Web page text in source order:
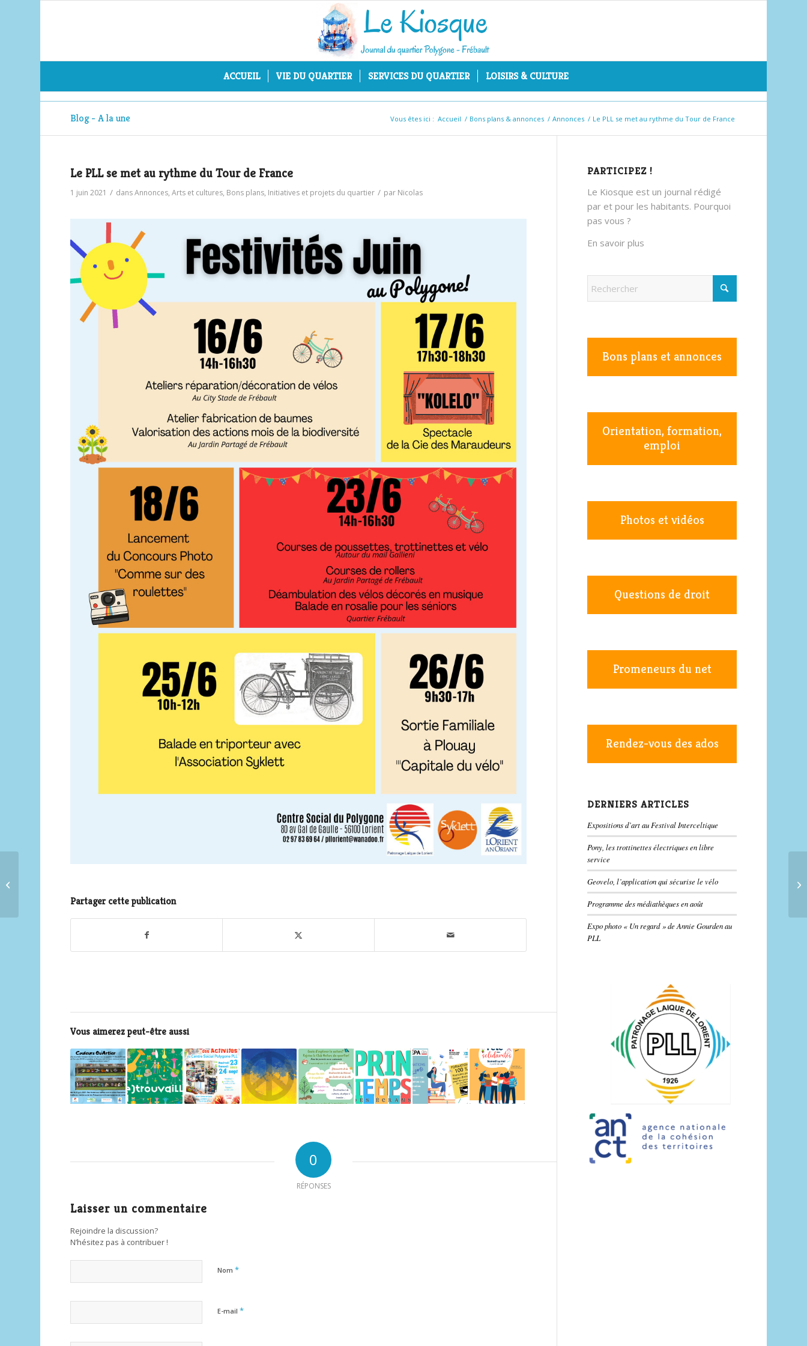
ACCUEIL VIE DU QUARTIER SERVICES DU QUARTIER LOISIRS & CULTURE
Blog - A la une Vous êtes ici : Accueil / Bons plans & annonces / Annonces / Le PLL se met au rythme du Tour de France
Le PLL se met au rythme du Tour de France
1 juin 2021 / dansAnnonces,Arts et cultures, Bons plans, Initiatives et projets du quartier / par Nicolas
Partager cette publication
Vous aimerez peut-être aussi
0
RÉPONSES
Laisser un commentaire
Rejoindre la discussion?
N’hésitez pas à contribuer !
Nom*
E-mail*
PARTICIPEZ !
Le Kiosque est un journal rédigé
par et pour les habitants. Pourquoi
pas vous ?
En savoir plus
Bons plans et annonces
Orientation, formation,
emploi
Photos et vidéos
Questions de droit
Promeneurs du net
Rendez-vous des ados
DERNIERS ARTICLES
Expositions d’art au Festival Interceltique
Pony, les trottinettes électriques en libre
service
Geovelo, l’application qui sécurise le vélo
Programme des médiathèques en août
Expo photo « Un regard » de Annie Gourden au
PLL
Formation CQP*
Fédération des